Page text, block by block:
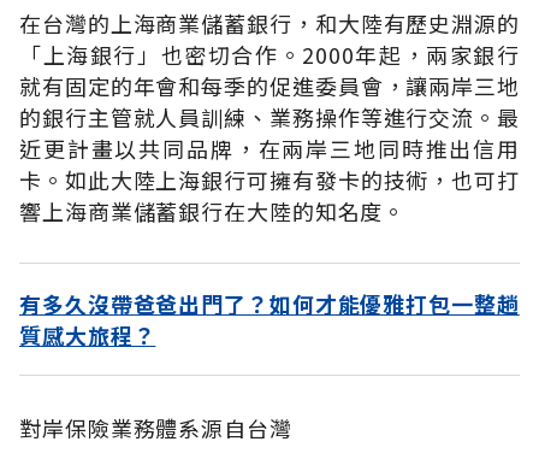
在台灣的上海商業儲蓄銀行，和大陸有歷史淵源的
「上海銀行」也密切合作。2000年起，兩家銀行
就有固定的年會和每季的促進委員會，讓兩岸三地
的銀行主管就人員訓練、業務操作等進行交流。最
近更計畫以共同品牌，在兩岸三地同時推出信用
卡。如此大陸上海銀行可擁有發卡的技術，也可打
響上海商業儲蓄銀行在大陸的知名度。
有多久沒帶爸爸出門了？如何才能優雅打包一整趟
質感大旅程？
對岸保險業務體系源自台灣